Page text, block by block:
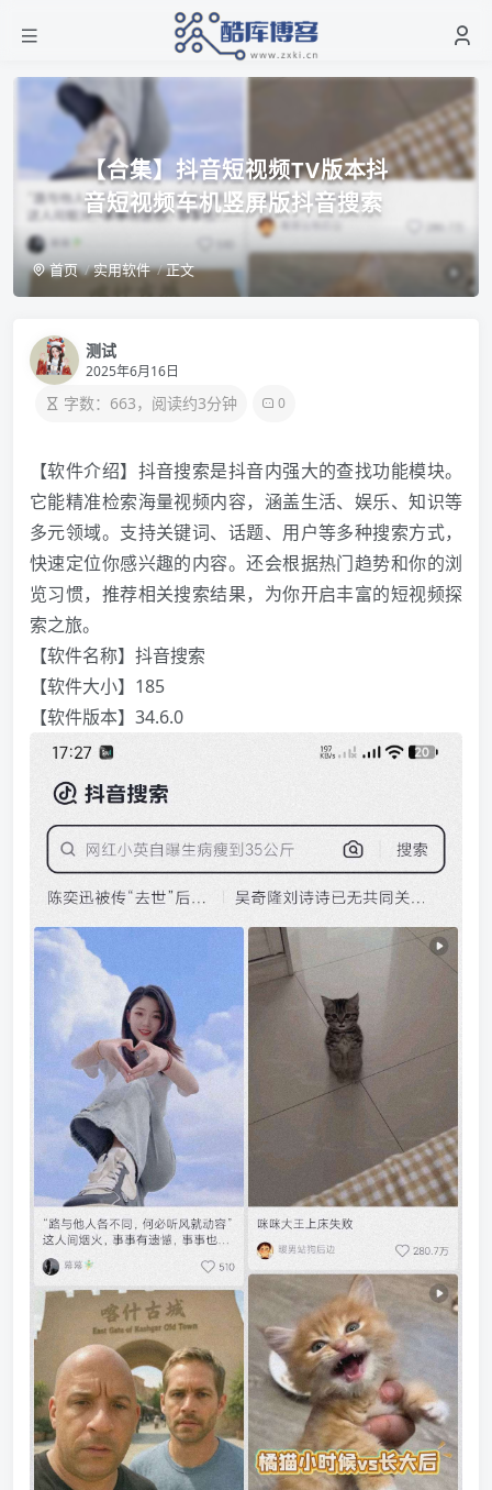
【合集】抖音短视频TV版本抖
音短视频车机竖屏版抖音搜索
首页 实用软件 正文
测试
2025年6月16日
字数：663，阅读约3分钟 0
【软件介绍】抖音搜索是抖音内强大的查找功能模块。
它能精准检索海量视频内容，涵盖生活、娱乐、知识等
多元领域。支持关键词、话题、用户等多种搜索方式，
快速定位你感兴趣的内容。还会根据热门趋势和你的浏
览习惯，推荐相关搜索结果，为你开启丰富的短视频探
索之旅。
【软件名称】抖音搜索
️【软件大小】185
【软件版本】34.6.0